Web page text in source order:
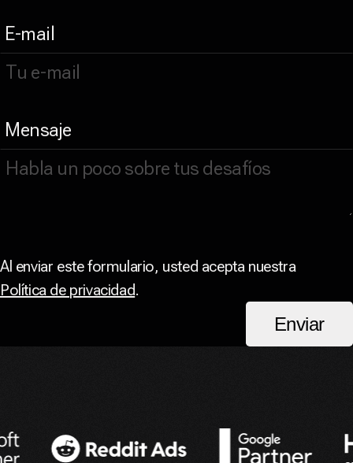
E-mail
Mensaje
Al enviar este formulario, usted acepta nuestra
Política de privacidad.
Enviar
Socios